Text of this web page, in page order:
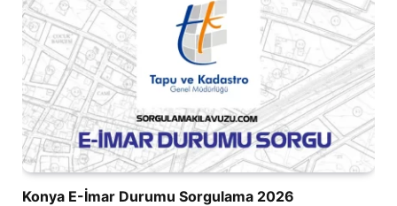
Konya E-İmar Durumu Sorgulama 2026